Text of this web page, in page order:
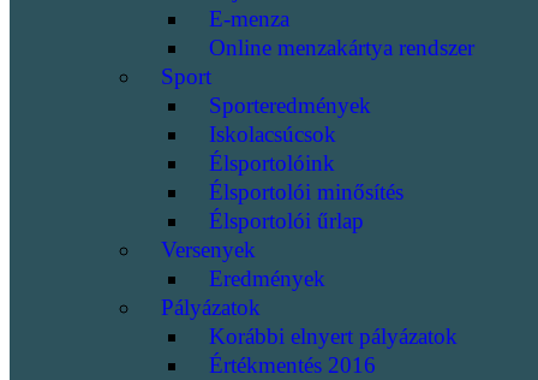
E-menza
Online menzakártya rendszer
Sport
Sporteredmények
Iskolacsúcsok
Élsportolóink
Élsportolói minősítés
Élsportolói űrlap
Versenyek
Eredmények
Pályázatok
Korábbi elnyert pályázatok
Értékmentés 2016